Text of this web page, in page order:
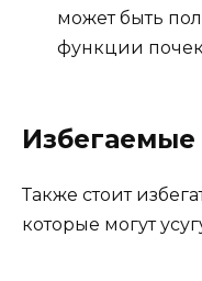
может быть
функции
Также стоит
которые могут